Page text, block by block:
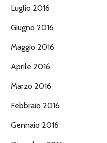
Luglio 2016
Giugno 2016
Maggio 2016
Aprile 2016
Marzo 2016
Febbraio 2016
Gennaio 2016